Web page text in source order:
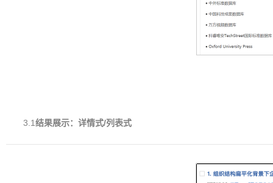
3.1结果展示：详情式/列表式